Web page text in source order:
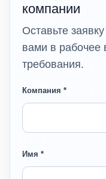
компании
Оставьте
вами в рабочее
требования.
Компания *
Имя *